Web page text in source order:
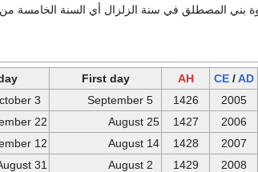
بني المصطلق في سنة الزلزال أي السنة الخامسة من
CE/AD
AH
First day
2005
1426
2006
1427
25 August
22 September
2007
1428
14 August
12 September
2008
1429
31 August